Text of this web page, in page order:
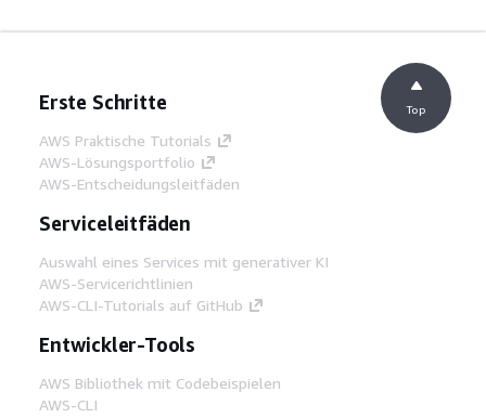
Erste Schritte
AWS Praktische Tutorials
AWS-Lösungsportfolio
AWS-Entscheidungsleitfäden
Serviceleitfäden
Auswahl eines Services mit generativer KI
AWS-Servicerichtlinien
AWS-CLI-Tutorials auf GitHub
Entwickler-Tools
AWS Bibliothek mit Codebeispielen
AWS-CLI
Top